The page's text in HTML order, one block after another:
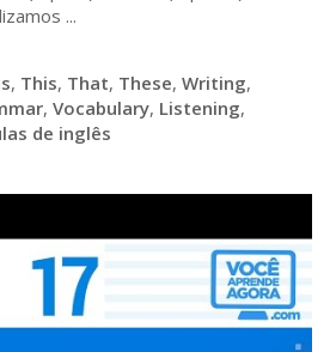
...
, This, That, These, Writing,
, Vocabulary, Listening,
de inglês